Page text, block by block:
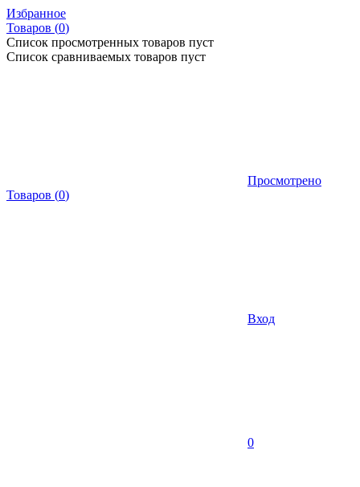
Избранное
Товаров (0)
Список просмотренных товаров пуст
Список сравниваемых товаров пуст
Просмотрено
Товаров (0)
Вход
0